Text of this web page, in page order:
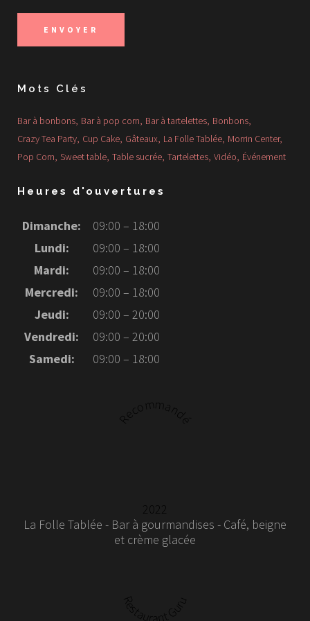
Mots Clés
Bar à bonbons Bar à pop corn Bar à tartelettes Bonbons
Crazy Tea Party Cup Cake Gâteaux La Folle Tablée Morrin Center
Pop Corn Sweet table Table sucrée Tartelettes Vidéo Événement
Heures d'ouvertures
Dimanche:
09:00 – 18:00
Lundi:
09:00 – 18:00
Mardi:
09:00 – 18:00
Mercredi:
09:00 – 18:00
Jeudi:
09:00 – 20:00
Vendredi:
09:00 – 20:00
Samedi:
09:00 – 18:00
Recommandé
2022
La Folle Tablée - Bar à gourmandises - Café, beigne
et crème glacée
Restaurant Guru